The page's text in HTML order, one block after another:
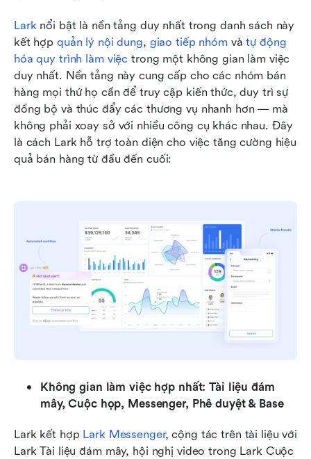
Lark nổi bật là nền tảng duy nhất trong danh sách này
kết hợp quản lý nội dung, giao tiếp nhóm và tự động
hóa quy trình làm việc trong một không gian làm việc
duy nhất. Nền tảng này cung cấp cho các nhóm bán
hàng mọi thứ họ cần để truy cập kiến thức, duy trì sự
đồng bộ và thúc đẩy các thương vụ nhanh hơn — mà
không phải xoay sở với nhiều công cụ khác nhau. Đây
là cách Lark hỗ trợ toàn diện cho việc tăng cường hiệu
quả bán hàng từ đầu đến cuối:
Không gian làm việc hợp nhất: Tài liệu đám
mây, Cuộc họp, Messenger, Phê duyệt & Base
Lark kết hợp Lark Messenger, cộng tác trên tài liệu với
Lark Tài liệu đám mây, hội nghị video trong Lark Cuộc